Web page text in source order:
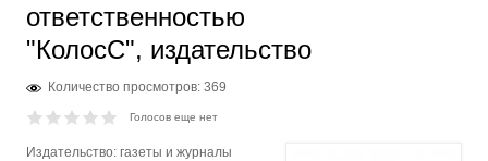
ответственностью
"КолосС", издательство
Количество просмотров: 369
Голосов еще нет
Издательство: газеты и журналы